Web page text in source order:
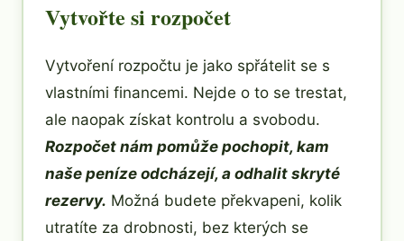
Vytvořte si rozpočet
Vytvoření rozpočtu je jako spřátelit se s
vlastními financemi. Nejde o to se trestat,
ale naopak získat kontrolu a svobodu.
Rozpočet nám pomůže pochopit, kam
naše peníze odcházejí, a odhalit skryté
rezervy. Možná budete překvapeni, kolik
utratíte za drobnosti, bez kterých se